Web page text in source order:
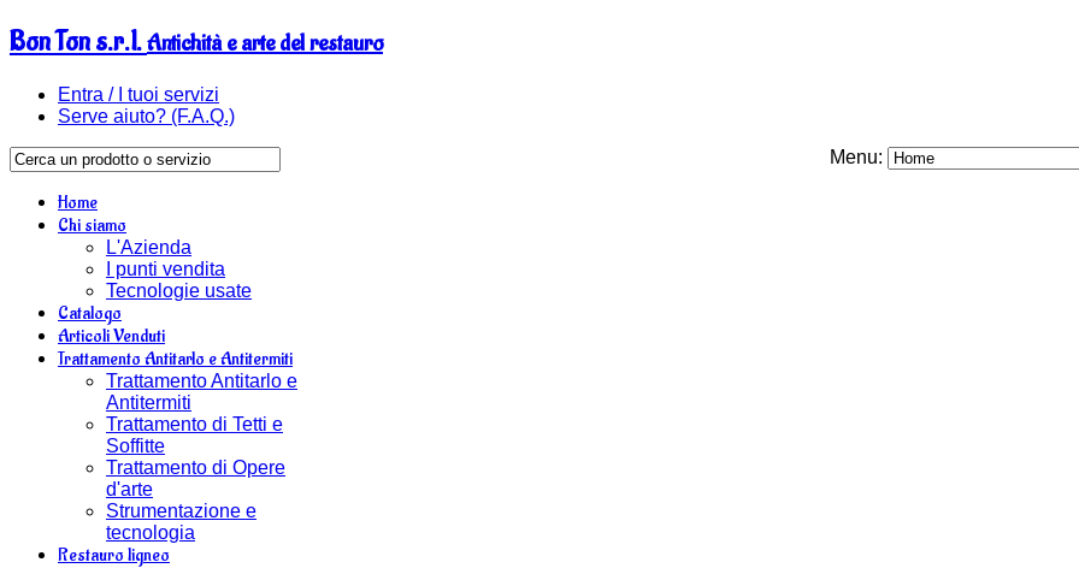
Bon Ton s.r.l.Antichità e arte del restauro
Entra / I tuoi servizi
Serve aiuto? (F.A.Q.)
Menu:
Home
Chi siamo
L'Azienda
I punti vendita
Tecnologie usate
Catalogo
Articoli Venduti
Trattamento Antitarlo e Antitermiti
Trattamento Antitarlo e
Antitermiti
Trattamento di Tetti e
Soffitte
Trattamento di Opere
d'arte
Strumentazione e
tecnologia
Restauro ligneo